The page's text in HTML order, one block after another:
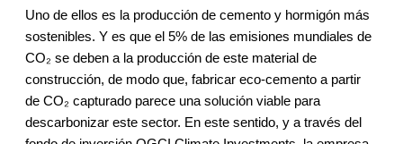
Uno de ellos es la producción de cemento y hormigón más
sostenibles. Y es que el 5% de las emisiones mundiales de
CO₂ se deben a la producción de este material de
construcción, de modo que, fabricar eco-cemento a partir
de CO₂ capturado parece una solución viable para
descarbonizar este sector. En este sentido, y a través del